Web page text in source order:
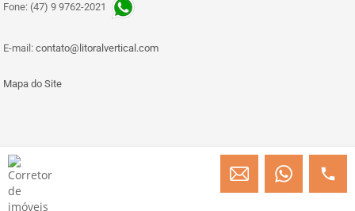
Fone: (47) 9 9762-2021
E-mail: contato@litoralvertical.com
Mapa do Site
© Copyright 2013 » 2026 Engenheiro Julio C. Baggio - Corretor de Imóveis